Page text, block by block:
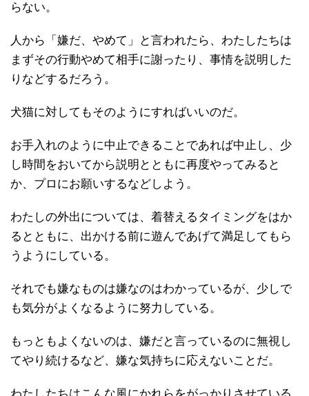
らない。
人から「嫌だ、やめて」と言われたら、わたしたちは
まずその行動やめて相手に謝ったり、事情を説明した
りなどするだろう。
犬猫に対してもそのようにすればいいのだ。
お手入れのように中止できることであれば中止し、少
し時間をおいてから説明とともに再度やってみると
か、プロにお願いするなどしよう。
わたしの外出については、着替えるタイミングをはか
るとともに、出かける前に遊んであげて満足してもら
うようにしている。
それでも嫌なものは嫌なのはわかっているが、少しで
も気分がよくなるように努力している。
もっともよくないのは、嫌だと言っているのに無視し
てやり続けるなど、嫌な気持ちに応えないことだ。